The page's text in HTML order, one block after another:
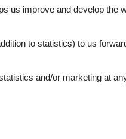
us improve and develop the
to statistics) to us
and/or marketing at